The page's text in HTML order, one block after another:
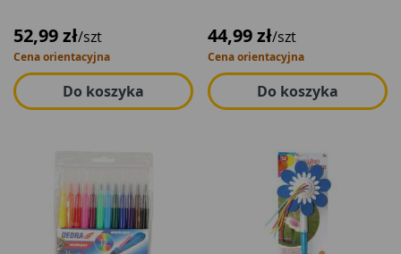
52,99 zł/szt
Cena orientacyjna
Do koszyka
44,99 zł/szt
Cena orientacyjna
Do koszyka